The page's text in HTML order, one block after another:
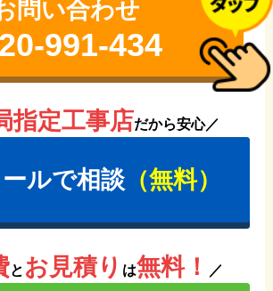
問い合わせ
991-434
指定工事店だから安心／
ルで相談（無料）
と お見積り は無料！ ／